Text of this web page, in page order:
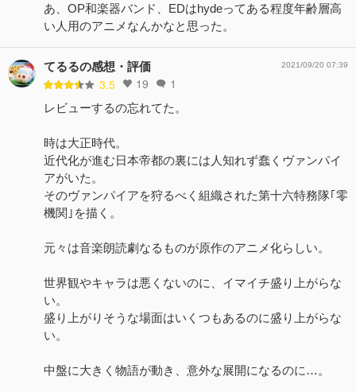
あ、OP和楽器バンド、EDはhydeってある程度年齢層高
い人用のアニメなんかなと思った。
てるるの感想・評価
3.5 19 1
2021/09/20 07:39
レビューするの忘れてた。
時は大正時代。
近代化が進む日本帝都の裏には人知れず蠢くヴァンパイ
アがいた。
そのヴァンパイアを狩るべく組織された第十六特務隊｢零
機関｣を描く。
元々は音楽朗読劇なるものが原作のアニメ化らしい。
世界観やキャラは悪くないのに、イマイチ盛り上がらな
い。
盛り上がりそうな場面はいくつもあるのに盛り上がらな
い。
中盤に大きく物語が動き、意外な展開になるのに…。